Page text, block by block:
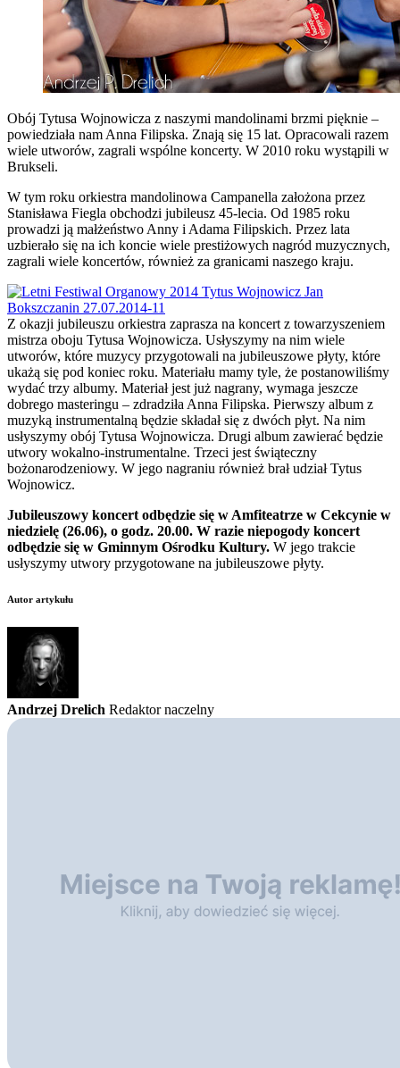
Obój Tytusa Wojnowicza z naszymi mandolinami brzmi pięknie –
powiedziała nam Anna Filipska. Znają się 15 lat. Opracowali razem
wiele utworów, zagrali wspólne koncerty. W 2010 roku wystąpili w
Brukseli.
W tym roku orkiestra mandolinowa Campanella założona przez
Stanisława Fiegla obchodzi jubileusz 45-lecia. Od 1985 roku
prowadzi ją małżeństwo Anny i Adama Filipskich. Przez lata
uzbierało się na ich koncie wiele prestiżowych nagród muzycznych,
zagrali wiele koncertów, również za granicami naszego kraju.
Z okazji jubileuszu orkiestra zaprasza na koncert z towarzyszeniem
mistrza oboju Tytusa Wojnowicza. Usłyszymy na nim wiele
utworów, które muzycy przygotowali na jubileuszowe płyty, które
ukażą się pod koniec roku. Materiału mamy tyle, że postanowiliśmy
wydać trzy albumy. Materiał jest już nagrany, wymaga jeszcze
dobrego masteringu – zdradziła Anna Filipska. Pierwszy album z
muzyką instrumentalną będzie składał się z dwóch płyt. Na nim
usłyszymy obój Tytusa Wojnowicza. Drugi album zawierać będzie
utwory wokalno-instrumentalne. Trzeci jest świąteczny
bożonarodzeniowy. W jego nagraniu również brał udział Tytus
Wojnowicz.
Jubileuszowy koncert odbędzie się w Amfiteatrze w Cekcynie w
niedzielę (26.06), o godz. 20.00. W razie niepogody koncert
odbędzie się w Gminnym Ośrodku Kultury. W jego trakcie
usłyszymy utwory przygotowane na jubileuszowe płyty.
Autor artykułu
Andrzej Drelich Redaktor naczelny